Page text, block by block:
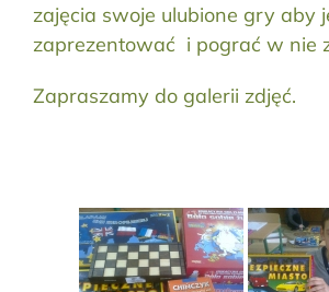
zajęcia swoje ulubione gry aby
zaprezentować i pograć w nie
Zapraszamy do galerii zdjęć.